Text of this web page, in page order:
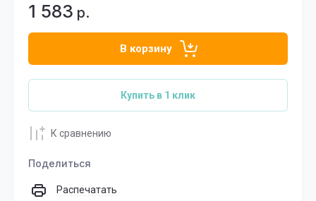
1 583 р.
В корзину
Купить в 1 клик
К сравнению
Поделиться
Распечатать